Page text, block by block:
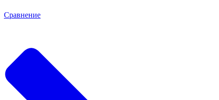
Сравнение